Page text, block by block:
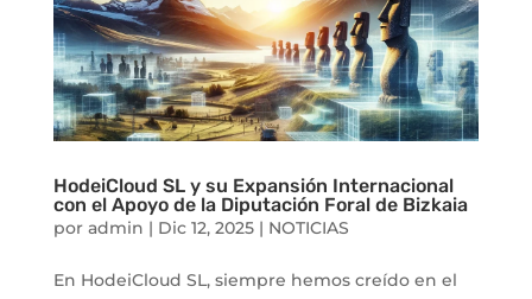
HodeiCloud SL y su Expansión Internacional
con el Apoyo de la Diputación Foral de Bizkaia
por admin | Dic 12, 2025| NOTICIAS
En HodeiCloud SL, siempre hemos creído en el